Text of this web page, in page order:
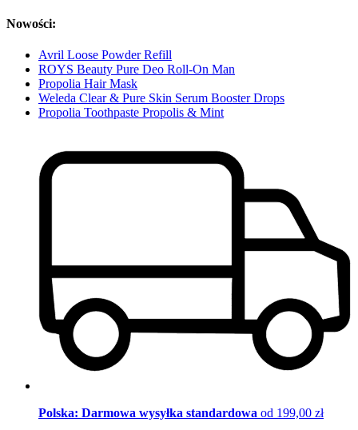
Nowości:
Avril Loose Powder Refill
ROYS Beauty Pure Deo Roll-On Man
Propolia Hair Mask
Weleda Clear & Pure Skin Serum Booster Drops
Propolia Toothpaste Propolis & Mint
Polska: Darmowa wysyłka standardowa od 199,00 zł